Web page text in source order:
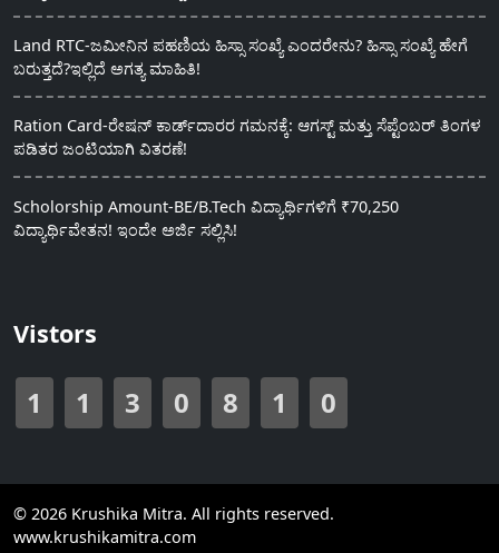
Land RTC-ಜಮೀನಿನ ಪಹಣಿಯ ಹಿಸ್ಸಾ ಸಂಖ್ಯೆ ಎಂದರೇನು? ಹಿಸ್ಸಾ ಸಂಖ್ಯೆ ಹೇಗೆ
ಬರುತ್ತದೆ?ಇಲ್ಲಿದೆ ಅಗತ್ಯ ಮಾಹಿತಿ!
Ration Card-ರೇಷನ್ ಕಾರ್ಡ್‍ದಾರರ ಗಮನಕ್ಕೆ: ಆಗಸ್ಟ್ ಮತ್ತು ಸೆಪ್ಟೆಂಬರ್ ತಿಂಗಳ
ಪಡಿತರ ಜಂಟಿಯಾಗಿ ವಿತರಣೆ!
Scholorship Amount-BE/B.Tech ವಿದ್ಯಾರ್ಥಿಗಳಿಗೆ ₹70,250
ವಿದ್ಯಾರ್ಥಿವೇತನ! ಇಂದೇ ಅರ್ಜಿ ಸಲ್ಲಿಸಿ!
Vistors
1 1 3 0 8 1 0
© 2026 Krushika Mitra. All rights reserved.
www.krushikamitra.com